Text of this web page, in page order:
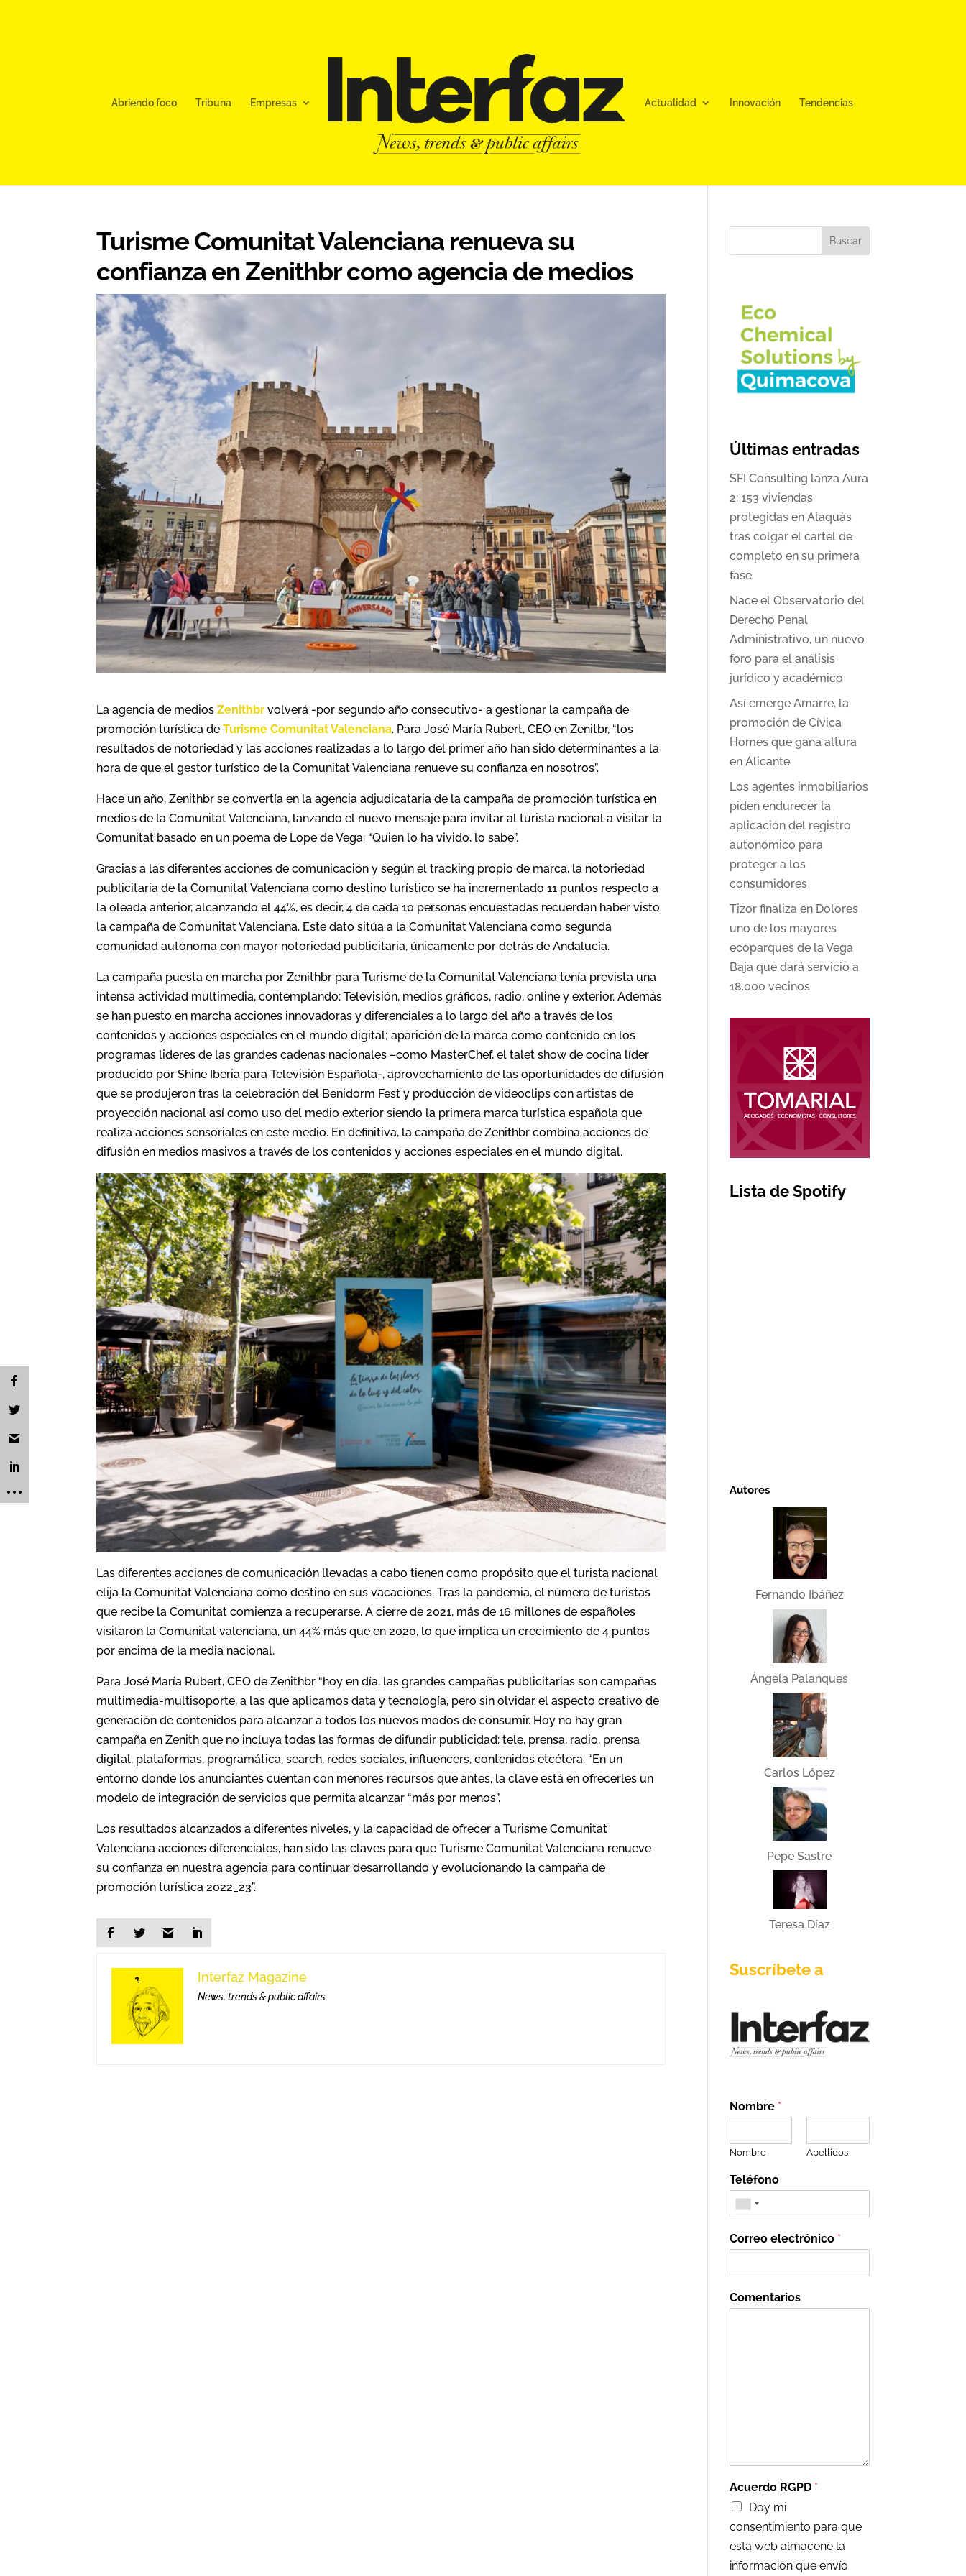
Abriendo foco Tribuna Empresas Actualidad Innovación Tendencias
Turisme Comunitat Valenciana renueva su
confianza en Zenithbr como agencia de medios
La agencia de mediosZenithbrvolverá -por segundo año consecutivo- a gestionar la campaña de
promoción turística deTurisme Comunitat Valenciana. Para José María Rubert, CEO en Zenitbr, “los
resultados de notoriedad y las acciones realizadas a lo largo del primer año han sido determinantes a la
hora de que el gestor turístico de la Comunitat Valenciana renueve su confianza en nosotros”.
Hace un año, Zenithbr se convertía en la agencia adjudicataria de la campaña de promoción turística en
medios de la Comunitat Valenciana, lanzando el nuevo mensaje para invitar al turista nacional a visitar la
Comunitat basado en un poema de Lope de Vega: “Quien lo ha vivido, lo sabe”.
Gracias a las diferentes acciones de comunicación y según el tracking propio de marca, la notoriedad
publicitaria de la Comunitat Valenciana como destino turístico se ha incrementado 11 puntos respecto a
la oleada anterior, alcanzando el 44%, es decir, 4 de cada 10 personas encuestadas recuerdan haber visto
la campaña de Comunitat Valenciana. Este dato sitúa a la Comunitat Valenciana como segunda
comunidad autónoma con mayor notoriedad publicitaria, únicamente por detrás de Andalucía.
La campaña puesta en marcha por Zenithbr para Turisme de la Comunitat Valenciana tenía prevista una
intensa actividad multimedia, contemplando: Televisión, medios gráficos, radio, online y exterior. Además
se han puesto en marcha acciones innovadoras y diferenciales a lo largo del año a través de los
contenidos y acciones especiales en el mundo digital; aparición de la marca como contenido en los
programas lideres de las grandes cadenas nacionales –como MasterChef, el talet show de cocina líder
producido por Shine Iberia para Televisión Española-, aprovechamiento de las oportunidades de difusión
que se produjeron tras la celebración del Benidorm Fest y producción de videoclips con artistas de
proyección nacional así como uso del medio exterior siendo la primera marca turística española que
realiza acciones sensoriales en este medio. En definitiva, la campaña de Zenithbr combina acciones de
difusión en medios masivos a través de los contenidos y acciones especiales en el mundo digital.
Las diferentes acciones de comunicación llevadas a cabo tienen como propósito que el turista nacional
elija la Comunitat Valenciana como destino en sus vacaciones. Tras la pandemia, el número de turistas
que recibe la Comunitat comienza a recuperarse. A cierre de 2021, más de 16 millones de españoles
visitaron la Comunitat valenciana, un 44% más que en 2020, lo que implica un crecimiento de 4 puntos
por encima de la media nacional.
Para José María Rubert, CEO de Zenithbr “hoy en día, las grandes campañas publicitarias son campañas
multimedia-multisoporte, a las que aplicamos data y tecnología, pero sin olvidar el aspecto creativo de
generación de contenidos para alcanzar a todos los nuevos modos de consumir. Hoy no hay gran
campaña en Zenith que no incluya todas las formas de difundir publicidad: tele, prensa, radio, prensa
digital, plataformas, programática, search, redes sociales, influencers, contenidos etcétera. “En un
entorno donde los anunciantes cuentan con menores recursos que antes, la clave está en ofrecerles un
modelo de integración de servicios que permita alcanzar “más por menos”.
Los resultados alcanzados a diferentes niveles, y la capacidad de ofrecer a Turisme Comunitat
Valenciana acciones diferenciales, han sido las claves para que Turisme Comunitat Valenciana renueve
su confianza en nuestra agencia para continuar desarrollando y evolucionando la campaña de
promoción turística 2022_23”.
Interfaz Magazine
News, trends & public affairs
Buscar
Últimas entradas
SFI Consulting lanza Aura
2: 153 viviendas
protegidas en Alaquàs
tras colgar el cartel de
completo en su primera
fase
Nace el Observatorio del
Derecho Penal
Administrativo, un nuevo
foro para el análisis
jurídico y académico
Así emerge Amarre, la
promoción de Cívica
Homes que gana altura
en Alicante
Los agentes inmobiliarios
piden endurecer la
aplicación del registro
autonómico para
proteger a los
consumidores
Tizor finaliza en Dolores
uno de los mayores
ecoparques de la Vega
Baja que dará servicio a
18.000 vecinos
Lista de Spotify
Autores
Fernando Ibáñez
Ángela Palanques
Carlos López
Pepe Sastre
Teresa Díaz
Suscríbete a
Nombre *
Nombre Apellidos
Teléfono
Correo electrónico *
Comentarios
Acuerdo RGPD *
Doy mi
consentimiento para que
esta web almacene la
información que envío